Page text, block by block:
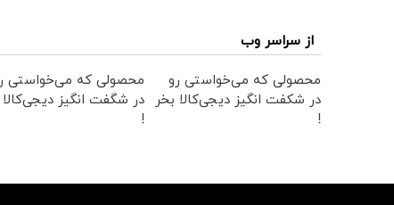
از سراسر وب
محصولی که می‌خواستی رو
در شکفت انگیز دیجی‌کالا بخر
!
محصولی که می‌خواستی
در شگفت انگیز دیجی‌کالا
!